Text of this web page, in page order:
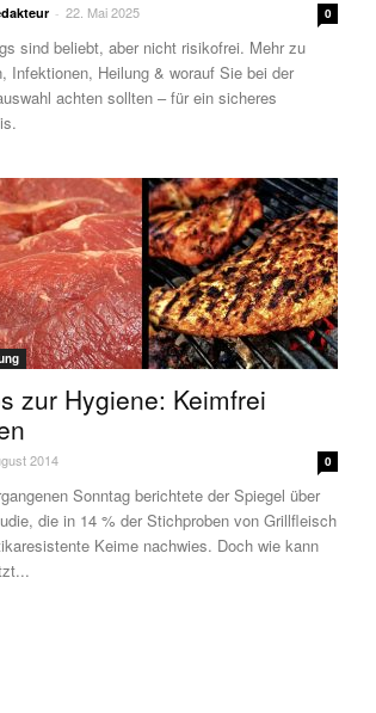
- 22. Mai 2025 0
sind beliebt, aber nicht risikofrei. Mehr zu
Infektionen, Heilung & worauf Sie bei der
achten sollten – für ein sicheres
zur Hygiene: Keimfrei
2014 0
Sonntag berichtete der Spiegel über
die in 14 % der Stichproben von Grillfleisch
Keime nachwies. Doch wie kann